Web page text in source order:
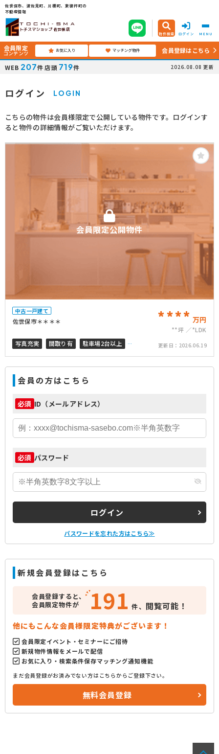
佐世保市、波佐見町、川棚町、東彼杵町の
不動産情報
トチスマショップ 佐世保店
物件検索 ログイン MENU
会員限定
コンテンツ お気に入り マッチング物件 会員登録はこちら
WEB 207件 店頭 719件 2026.08.08 更新
ログイン LOGIN
こちらの物件は会員様限定で公開している物件です。ログインす
ると物件の詳細情報がご覧いただけます。
会員限定公開物件
中古一戸建て
佐世保市＊＊＊＊ **** 万円
**坪
*LDK
写真充実
間取り有
駐車場2台以上
ペット可
更新日： 2026.06.19
会員の方はこちら
必須 ID（メールアドレス）
必須 パスワード
ログイン
パスワードを忘れた方はこちら≫
新規会員登録はこちら
会員登録すると、
会員限定物件が
191 件、 閲覧可能！
他にもこんな会員様限定特典がございます！
会員限定イベント・セミナーにご招待
新規物件情報をメールで配信
お気に入り・検索条件保存マッチング通知機能
まだ会員登録がお済みでない方はこちらからご登録下さい。
無料会員登録